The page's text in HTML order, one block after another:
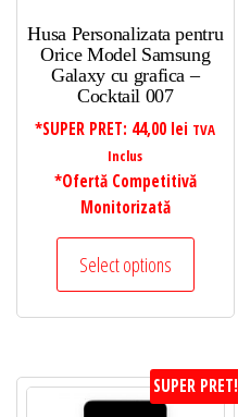
Husa Personalizata pentru
Orice Model Samsung
Galaxy cu grafica –
Cocktail 007
*SUPER PRET: 44,00 lei TVA
Inclus
*Ofertă Competitivă
Monitorizată
Select options
SUPER PRET!